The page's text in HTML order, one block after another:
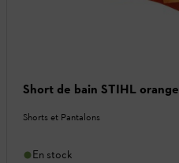
Short de bain STIHL orange
Shorts et Pantalons
En stock